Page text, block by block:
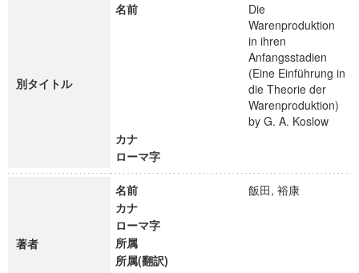
別タイトル
名前
Die
Warenproduktion
in ihren
Anfangsstadien
(Eine Einführung in
die Theorie der
Warenproduktion)
by G. A. Koslow
カナ
ローマ字
著者
名前
飯田, 裕康
カナ
ローマ字
所属
所属(翻訳)